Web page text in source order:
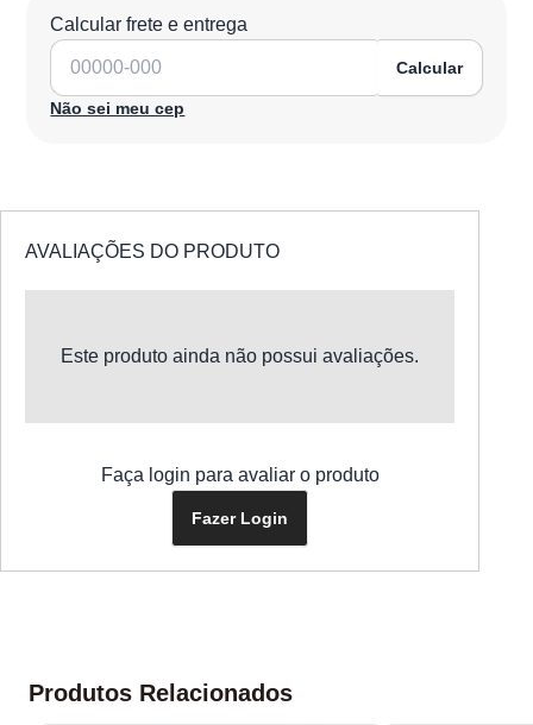
Calcular frete e entrega
Calcular
Não sei meu cep
AVALIAÇÕES DO PRODUTO
Este produto ainda não possui avaliações.
Faça login para avaliar o produto
Fazer Login
Produtos Relacionados